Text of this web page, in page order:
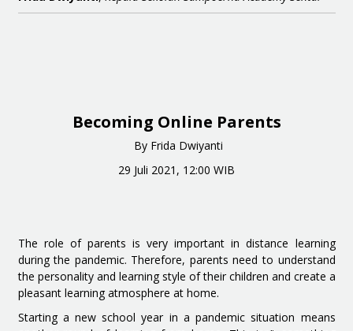
Becoming Online Parents
By Frida Dwiyanti
29 Juli 2021, 12:00 WIB
The role of parents is very important in distance learning
during the pandemic. Therefore, parents need to understand
the personality and learning style of their children and create a
pleasant learning atmosphere at home.
Starting a new school year in a pandemic situation means